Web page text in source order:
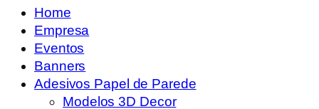
Home
Empresa
Eventos
Banners
Adesivos Papel de Parede
Modelos 3D Decor